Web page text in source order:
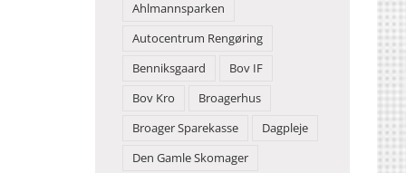
Ahlmannsparken
Autocentrum Rengøring
Benniksgaard
Bov IF
Bov Kro
Broagerhus
Broager Sparekasse
Dagpleje
Den Gamle Skomager